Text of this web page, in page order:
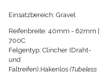
Einsatzbereich: Gravel
Reifenbreite: 40mm - 62mm |
700C
Felgentyp: Clincher (Draht-
und
Faltreifen), Hakenlos (Tubeless